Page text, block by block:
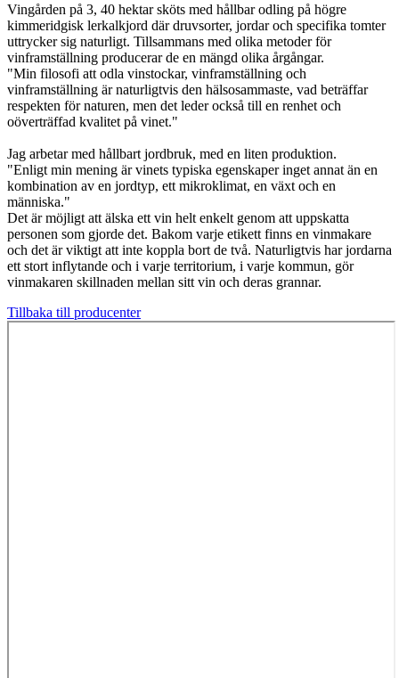
Vingården på 3, 40 hektar sköts med hållbar odling på högre
kimmeridgisk lerkalkjord där druvsorter, jordar och specifika tomter
uttrycker sig naturligt. Tillsammans med olika metoder för
vinframställning producerar de en mängd olika årgångar.
"Min filosofi att odla vinstockar, vinframställning och
vinframställning är naturligtvis den hälsosammaste, vad beträffar
respekten för naturen, men det leder också till en renhet och
oöverträffad kvalitet på vinet."
Jag arbetar med hållbart jordbruk, med en liten produktion.
"Enligt min mening är vinets typiska egenskaper inget annat än en
kombination av en jordtyp, ett mikroklimat, en växt och en
människa."
Det är möjligt att älska ett vin helt enkelt genom att uppskatta
personen som gjorde det. Bakom varje etikett finns en vinmakare
och det är viktigt att inte koppla bort de två. Naturligtvis har jordarna
ett stort inflytande och i varje territorium, i varje kommun, gör
vinmakaren skillnaden mellan sitt vin och deras grannar.
Tillbaka till producenter